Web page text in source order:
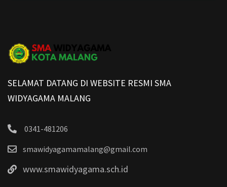
SELAMAT DATANG DI WEBSITE RESMI SMA
WIDYAGAMA MALANG
0341-481206
smawidyagamamalang@gmail.com
www.smawidyagama.sch.id